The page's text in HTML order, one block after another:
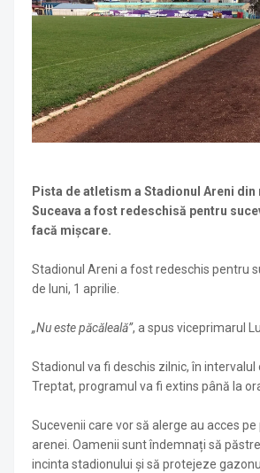
Pista de atletism a Stadionul Areni din
Suceava a fost redeschisă pentru
facă mișcare.
Stadionul Areni a fost redeschis pentru
de luni, 1 aprilie.
„Nu este păcăleală”, a spus viceprimarul
Stadionul va fi deschis zilnic, în intervalul
Treptat, programul va fi extins până la
Sucevenii care vor să alerge au acces
arenei. Oamenii sunt îndemnați să
incinta stadionului și să protejeze